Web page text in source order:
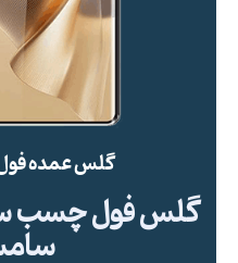
گلس عمده
گلس فول چسب